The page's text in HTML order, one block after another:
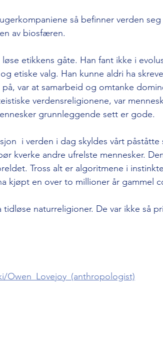
så befinner verden
av biosfæren.
løse etikkens gåte. Han fant ikke i
etiske valg. Han kunne aldri ha
var at samarbeid og omtanke
verdensreligionene, var
grunnleggende sett er gode.
i verden i dag skyldes vårt
kverke andre ufrelste mennesker.
Tross alt er algoritmene i
kjøpt en over to millioner år
naturreligioner. De var ikke så